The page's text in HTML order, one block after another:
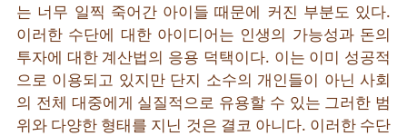
는 너무 일찍 죽어간 아이들 때문에 커진 부분도 있다.
이러한 수단에 대한 아이디어는 인생의 가능성과 돈의
투자에 대한 계산법의 응용 덕택이다. 이는 이미 성공적
으로 이용되고 있지만 단지 소수의 개인들이 아닌 사회
의 전체 대중에게 실질적으로 유용할 수 있는 그러한 범
위와 다양한 형태를 지닌 것은 결코 아니다. 이러한 수단